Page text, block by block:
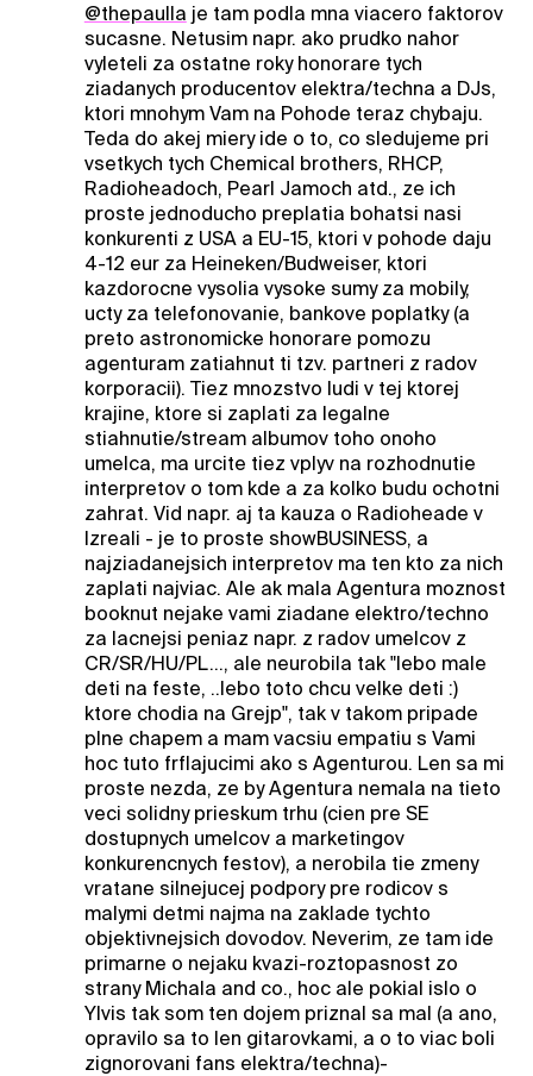
@thepaulla je tam podla mna viacero faktorov
sucasne. Netusim napr. ako prudko nahor
vyleteli za ostatne roky honorare tych
ziadanych producentov elektra/techna a DJs,
ktori mnohym Vam na Pohode teraz chybaju.
Teda do akej miery ide o to, co sledujeme pri
vsetkych tych Chemical brothers, RHCP,
Radioheadoch, Pearl Jamoch atd., ze ich
proste jednoducho preplatia bohatsi nasi
konkurenti z USA a EU-15, ktori v pohode daju
4-12 eur za Heineken/Budweiser, ktori
kazdorocne vysolia vysoke sumy za mobily,
ucty za telefonovanie, bankove poplatky (a
preto astronomicke honorare pomozu
agenturam zatiahnut ti tzv. partneri z radov
korporacii). Tiez mnozstvo ludi v tej ktorej
krajine, ktore si zaplati za legalne
stiahnutie/stream albumov toho onoho
umelca, ma urcite tiez vplyv na rozhodnutie
interpretov o tom kde a za kolko budu ochotni
zahrat. Vid napr. aj ta kauza o Radioheade v
Izreali - je to proste showBUSINESS, a
najziadanejsich interpretov ma ten kto za nich
zaplati najviac. Ale ak mala Agentura moznost
booknut nejake vami ziadane elektro/techno
za lacnejsi peniaz napr. z radov umelcov z
CR/SR/HU/PL..., ale neurobila tak "lebo male
deti na feste, ..lebo toto chcu velke deti :)
ktore chodia na Grejp", tak v takom pripade
plne chapem a mam vacsiu empatiu s Vami
hoc tuto frflajucimi ako s Agenturou. Len sa mi
proste nezda, ze by Agentura nemala na tieto
veci solidny prieskum trhu (cien pre SE
dostupnych umelcov a marketingov
konkurencnych festov), a nerobila tie zmeny
vratane silnejucej podpory pre rodicov s
malymi detmi najma na zaklade tychto
objektivnejsich dovodov. Neverim, ze tam ide
primarne o nejaku kvazi-roztopasnost zo
strany Michala and co., hoc ale pokial islo o
Ylvis tak som ten dojem priznal sa mal (a ano,
opravilo sa to len gitarovkami, a o to viac boli
zignorovani fans elektra/techna)-